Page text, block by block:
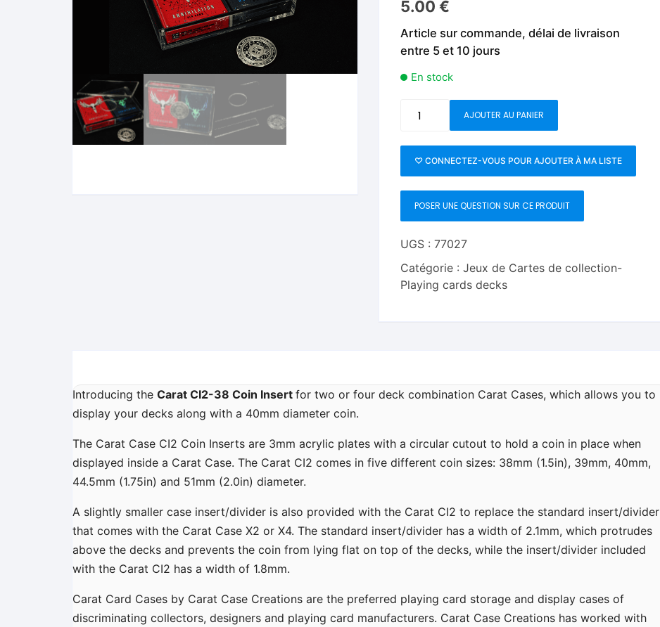
Foulards C.Up
Feu
Mentalisme salon et scène
Livres sur la Magie
Livres en Anglais
5.00€
Article sur commande, délai de livraison
entre 5 et 10 jours
En stock
CI2
Double
Deck
Coin
Insert
40
AJOUTER AU PANIER
♡ CONNECTEZ-VOUS POUR AJOUTER À MA LISTE
POSER UNE QUESTION SUR CE PRODUIT
UGS :77027
Catégorie :Jeux de Cartes de collection-
Playing cards decks
Introducing the Carat CI2-38 Coin Insert for two or four deck combination Carat Cases, which allows you to
display your decks along with a 40mm diameter coin.
The Carat Case CI2 Coin Inserts are 3mm acrylic plates with a circular cutout to hold a coin in place when
displayed inside a Carat Case. The Carat CI2 comes in five different coin sizes: 38mm (1.5in), 39mm, 40mm,
44.5mm (1.75in) and 51mm (2.0in) diameter.
A slightly smaller case insert/divider is also provided with the Carat CI2 to replace the standard insert/divider
that comes with the Carat Case X2 or X4. The standard insert/divider has a width of 2.1mm, which protrudes
above the decks and prevents the coin from lying flat on top of the decks, while the insert/divider included
with the Carat CI2 has a width of 1.8mm.
Carat Card Cases by Carat Case Creations are the preferred playing card storage and display cases of
discriminating collectors, designers and playing card manufacturers. Carat Case Creations has worked with